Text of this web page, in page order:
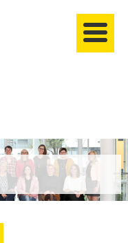
anmelden